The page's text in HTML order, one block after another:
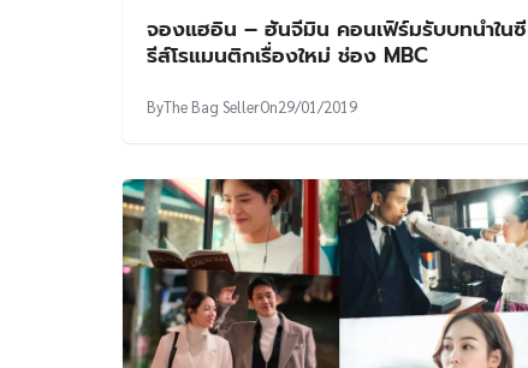
จองแฮอิน – ฮันจีมิน คอนเฟิร์มรับบทนำในซี
รีส์โรแมนติกเรื่องใหม่ ช่อง MBC
ByThe Bag SellerOn29/01/2019